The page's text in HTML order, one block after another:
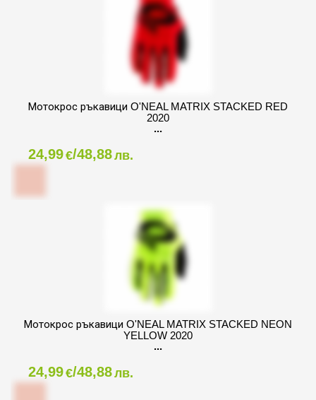
Мотокрос ръкавици O'NEAL MATRIX STACKED RED
2020
24,99€/48,88лв.
Мотокрос ръкавици O'NEAL MATRIX STACKED NEON
YELLOW 2020
24,99€/48,88лв.